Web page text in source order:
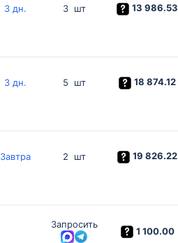
3 дн. 3 шт 13 986.53
3 дн. 5 шт 18 874.12
Завтра 2 шт 19 826.22
Запросить
1 100.00